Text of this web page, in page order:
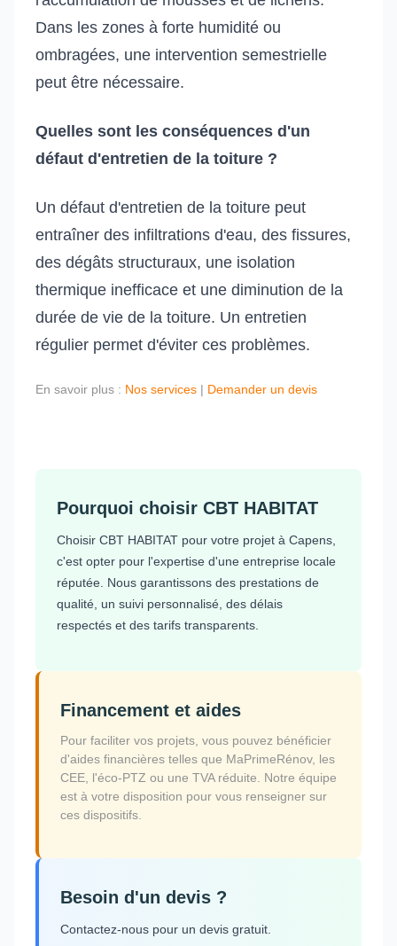
Dans les zones à forte humidité ou
ombragées, une intervention semestrielle
peut être nécessaire.
Quelles sont les conséquences d'un
défaut d'entretien de la toiture ?
Un défaut d'entretien de la toiture peut
entraîner des infiltrations d'eau, des fissures,
des dégâts structuraux, une isolation
thermique inefficace et une diminution de la
durée de vie de la toiture. Un entretien
régulier permet d'éviter ces problèmes.
En savoir plus : Nos services | Demander un devis
Pourquoi choisir CBT HABITAT
Choisir CBT HABITAT pour votre projet à Capens,
c'est opter pour l'expertise d'une entreprise locale
réputée. Nous garantissons des prestations de
qualité, un suivi personnalisé, des délais
respectés et des tarifs transparents.
Financement et aides
Pour faciliter vos projets, vous pouvez bénéficier
d'aides financières telles que MaPrimeRénov, les
CEE, l'éco-PTZ ou une TVA réduite. Notre équipe
est à votre disposition pour vous renseigner sur
ces dispositifs.
Besoin d'un devis ?
Contactez-nous pour un devis gratuit.